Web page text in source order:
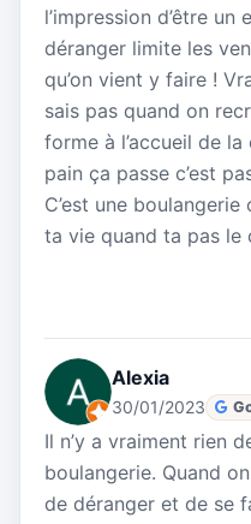
l’impression d’être
déranger limite les
qu’on vient y faire !
sais pas quand on
forme à l’accueil de
pain ça passe c’est
C’est une
ta vie quand ta pas le
Alexia
30/01/2023
Il n’y a vraiment rien
boulangerie. Quand
de déranger et de se